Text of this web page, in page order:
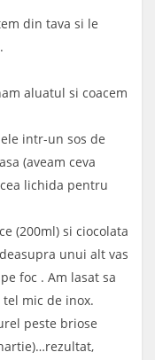
din tava si le
aluatul si coacem
intr-un sos de
(aveam ceva
lichida pentru
(200ml) si ciocolata
unui alt vas
foc . Am lasat sa
mic de inox.
peste briose